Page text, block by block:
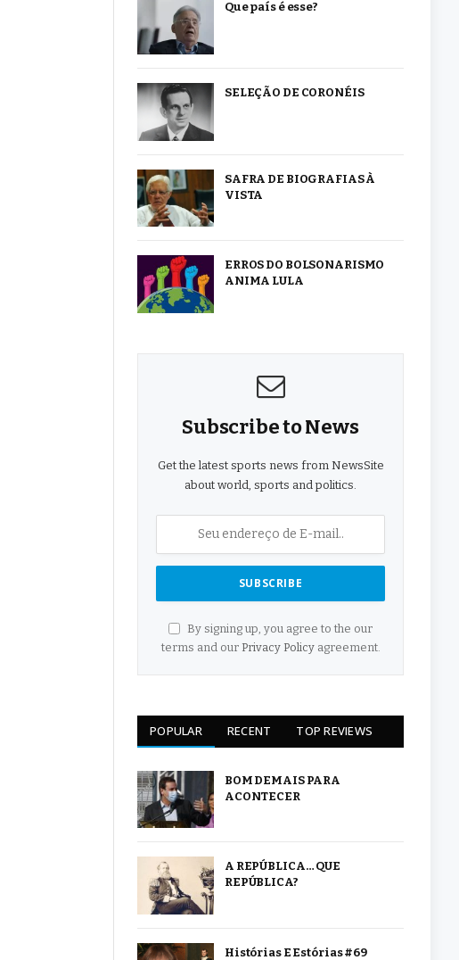
Que país é esse?
SELEÇÃO DE CORONÉIS
SAFRA DE BIOGRAFIAS À
VISTA
ERROS DO BOLSONARISMO
ANIMA LULA
Subscribe to News
Get the latest sports news from NewsSite
about world, sports and politics.
By signing up, you agree to the our
terms and our Privacy Policyagreement.
POPULAR RECENT TOP REVIEWS
BOM DEMAIS PARA
ACONTECER
A REPÚBLICA… QUE
REPÚBLICA?
Histórias E Estórias #69